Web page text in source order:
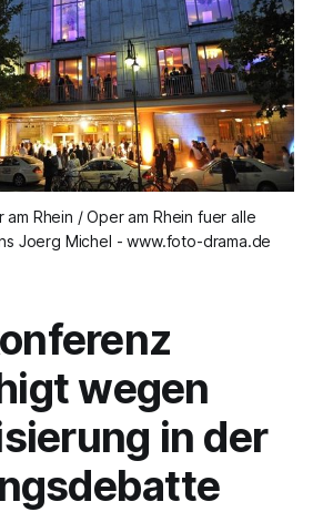
Rhein / Oper am Rhein fuer alle
Joerg Michel - www.foto-drama.de
wegen
in der